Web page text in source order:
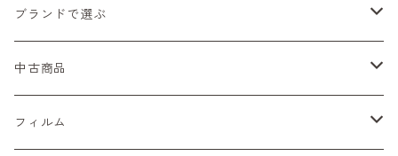
ブランドで選ぶ
Nikon（ニコン）
Sシリーズ
Canon（キヤノン）
中古商品
フィルムカメラ
フィルム